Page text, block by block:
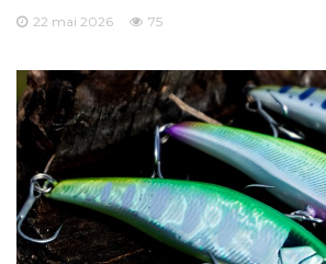
22 mai 2026 75